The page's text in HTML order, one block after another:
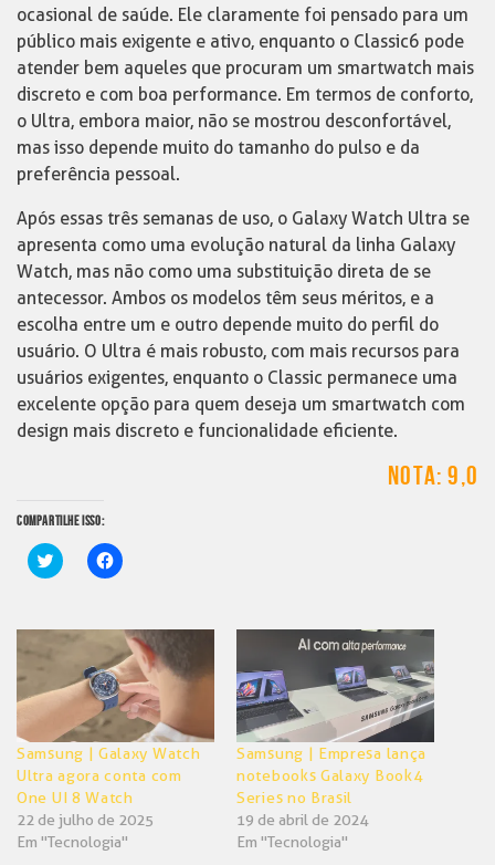
ocasional de saúde. Ele claramente foi pensado para um
público mais exigente e ativo, enquanto o Classic6 pode
atender bem aqueles que procuram um smartwatch mais
discreto e com boa performance. Em termos de conforto,
o Ultra, embora maior, não se mostrou desconfortável,
mas isso depende muito do tamanho do pulso e da
preferência pessoal.
Após essas três semanas de uso, o Galaxy Watch Ultra se
apresenta como uma evolução natural da linha Galaxy
Watch, mas não como uma substituição direta de se
antecessor. Ambos os modelos têm seus méritos, e a
escolha entre um e outro depende muito do perfil do
usuário. O Ultra é mais robusto, com mais recursos para
usuários exigentes, enquanto o Classic permanece uma
excelente opção para quem deseja um smartwatch com
design mais discreto e funcionalidade eficiente.
NOTA: 9,0
COMPARTILHE ISSO:
Clique
para
em
nova
Clique
para
em
nova
janela)
Samsung | Galaxy Watch
Ultra agora conta com
One UI 8 Watch
22 de julho de 2025
Em "Tecnologia"
Samsung | Empresa lança
notebooks Galaxy Book4
Series no Brasil
19 de abril de 2024
Em "Tecnologia"